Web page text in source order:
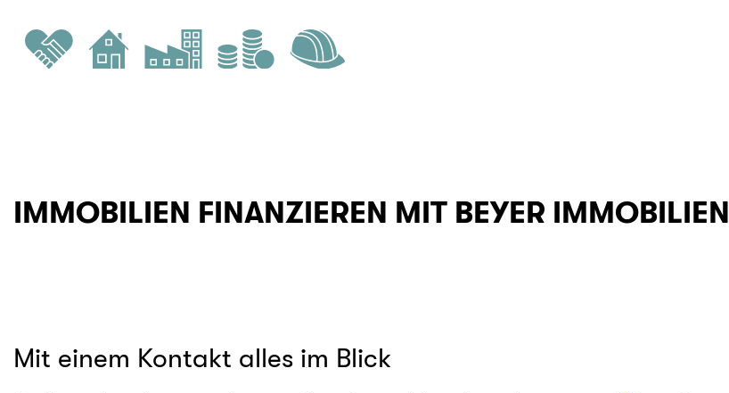
IMMOBILIEN FINANZIEREN MIT BEYER IMMOBILIEN
Mit einem Kontakt alles im Blick